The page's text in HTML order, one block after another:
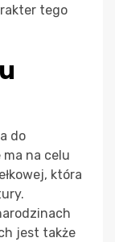
tego
do
na celu
która
jest także